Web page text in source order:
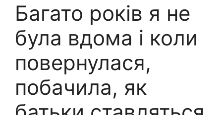
Багато років я не
була вдома і коли
повернулася,
побачила, як